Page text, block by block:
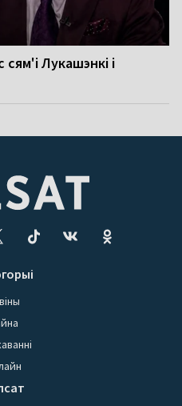
сям'і Лукашэнкі і